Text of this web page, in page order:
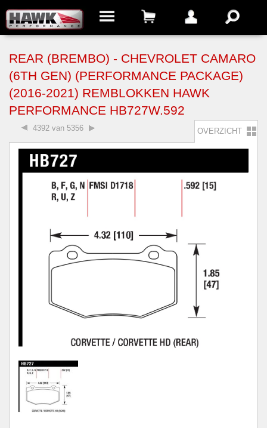
REAR (BREMBO) - CHEVROLET CAMARO
(6TH GEN) (PERFORMANCE PACKAGE)
(2016-2021) REMBLOKKEN HAWK
PERFORMANCE HB727W.592
4392 van 5356 OVERZICHT